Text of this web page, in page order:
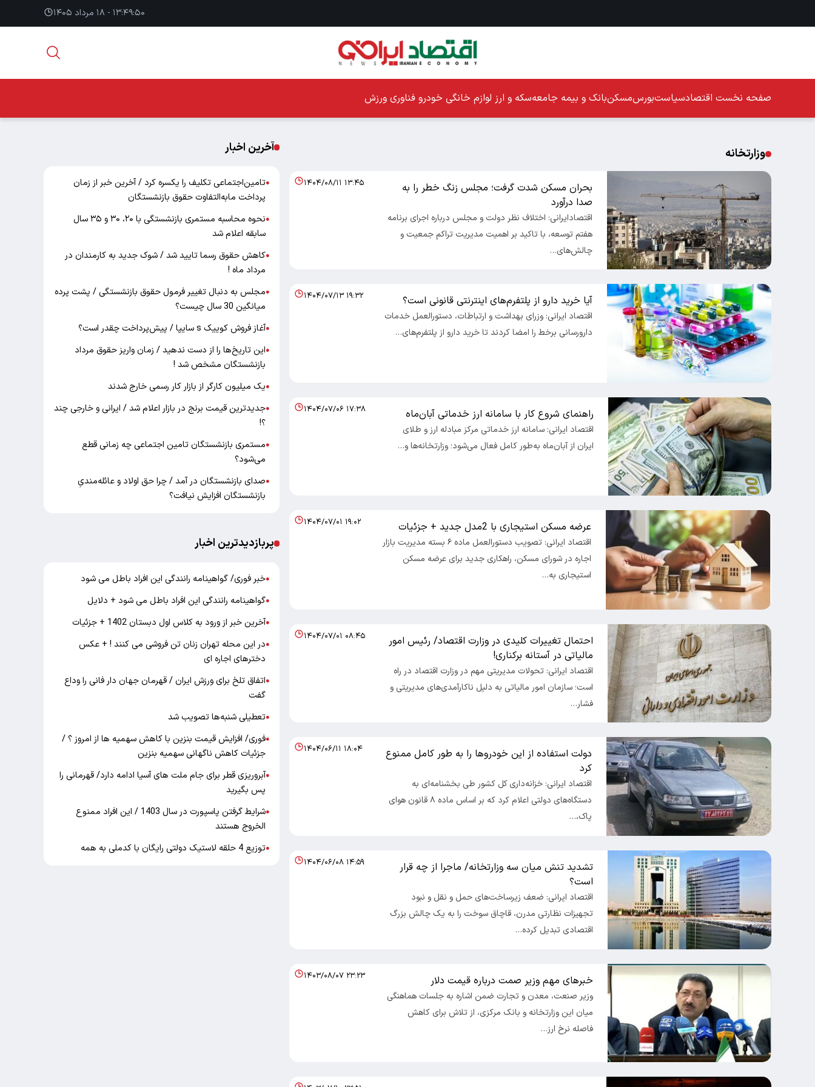
۱۳:۴۹:۵۱ - ۱۸ مرداد ۱۴۰۵
صفحه نخست اقتصادسیاستبورسمسکنبانک و بیمه جامعهسکه و ارز لوازم خانگی خودرو فناوری ورزش
وزارتخانه
بحران مسکن شدت گرفت؛ مجلس زنگ خطر را به
صدا درآورد
اقتصادایرانی: اختلاف نظر دولت و مجلس درباره اجرای برنامه
هفتم توسعه، با تاکید بر اهمیت مدیریت تراکم جمعیت و
چالش‌های…
۱۴۰۴/۰۸/۱۱ ۱۳:۴۵
آیا خرید دارو از پلتفرم‌های اینترنتی قانونی است؟
اقتصاد ایرانی: وزرای بهداشت و ارتباطات، دستورالعمل خدمات
دارورسانی برخط را امضا کردند تا خرید دارو از پلتفرم‌های…
۱۴۰۴/۰۷/۱۳ ۱۹:۳۲
راهنمای شروع کار با سامانه ارز خدماتی آبان‌ماه
اقتصاد ایرانی: سامانه ارز خدماتی مرکز مبادله ارز و طلای
ایران از آبان‌ماه به‌طور کامل فعال می‌شود؛ وزارتخانه‌ها و…
۱۴۰۴/۰۷/۰۶ ۱۷:۳۸
عرضه مسکن استیجاری با 2مدل جدید + جزئیات
اقتصاد ایرانی: تصویب دستورالعمل ماده ۶ بسته مدیریت بازار
اجاره در شورای مسکن، راهکاری جدید برای عرضه مسکن
استیجاری به…
۱۴۰۴/۰۷/۰۱ ۱۹:۰۲
احتمال تغییرات کلیدی در وزارت اقتصاد/ رئیس امور
مالیاتی در آستانه برکناری!
اقتصاد ایرانی: تحولات مدیریتی مهم در وزارت اقتصاد در راه
است؛ سازمان امور مالیاتی به دلیل ناکارآمدی‌های مدیریتی و
فشار…
۱۴۰۴/۰۷/۰۱ ۰۸:۴۵
دولت استفاده از این خودروها را به طور کامل ممنوع
کرد
اقتصاد ایرانی: خزانه‌داری کل کشور طی بخشنامه‌ای به
دستگاه‌های دولتی اعلام کرد که بر اساس ماده ۸ قانون هوای
پاک،…
۱۴۰۴/۰۶/۱۱ ۱۸:۰۴
تشدید تنش میان سه وزارتخانه/ ماجرا از چه قرار
است؟
اقتصاد ایرانی: ضعف زیرساخت‌های حمل و نقل و نبود
تجهیزات نظارتی مدرن، قاچاق سوخت را به یک چالش بزرگ
اقتصادی تبدیل کرده…
۱۴۰۴/۰۶/۰۸ ۱۴:۵۹
خبرهای مهم وزیر صمت درباره قیمت دلار
وزیر صنعت، معدن و تجارت ضمن اشاره به جلسات هماهنگی
میان این وزارتخانه و بانک مرکزی، از تلاش برای کاهش
فاصله نرخ ارز…
۱۴۰۳/۰۸/۰۷ ۲۳:۲۳
آخرین اخبار
●تامین‌اجتماعی تکلیف را یکسره کرد / آخرین خبر از زمان
پرداخت مابه‌التفاوت حقوق بازنشستگان
●
نحوه محاسبه مستمری بازنشستگی با ۲۰، ۳۰ و ۳۵ سال
سابقه اعلام شد
●کاهش حقوق رسما تایید شد / شوک جدید به کارمندان در
مرداد ماه !
●مجلس به دنبال تغییر فرمول حقوق بازنشستگی / پشت پرده
میانگین 30 سال چیست؟
●آغاز فروش کوییک s سایپا / پیش‌پرداخت چقدر است؟
●این تاریخ‌ها را از دست ندهید / زمان واریز حقوق مرداد
بازنشستگان مشخص شد !
●یک میلیون کارگر از بازار کار رسمی خارج شدند
●جدیدترین قیمت برنج در بازار اعلام شد / ایرانی و خارجی چند
؟!
●مستمری بازنشستگان تامین اجتماعی چه زمانی قطع
می‌شود؟
●صدای بازنشستگان در آمد / چرا حق اولاد و عائله‌مندیِ
بازنشستگان افزایش نیافت؟
پربازدیدترین اخبار
●خبر فوری/ گواهینامه رانندگی این افراد باطل می شود
●گواهینامه رانندگی این افراد باطل می شود + دلایل
●آخرین خبر از ورود به کلاس اول دبستان 1402 + جزئیات
●در این محله تهران زنان تن فروشی می کنند ! + عکس
دخترهای اجاره ای
●اتفاق تلخ برای ورزش ایران / قهرمان جهان دار فانی را وداع
گفت
●تعطیلی شنبه‌ها تصویب شد
●فوری/ افزایش قیمت بنزین با کاهش سهمیه ها از امروز ؟ /
جزئیات کاهش ناگهانی سهمیه بنزین
●آبروریزی قطر برای جام ملت های آسیا ادامه دارد/ قهرمانی را
پس بگیرید
●
شرایط گرفتن پاسپورت در سال 1403 / این افراد ممنوع
الخروج هستند
●توزیع 4 حلقه لاستیک دولتی رایگان با کدملی به همه